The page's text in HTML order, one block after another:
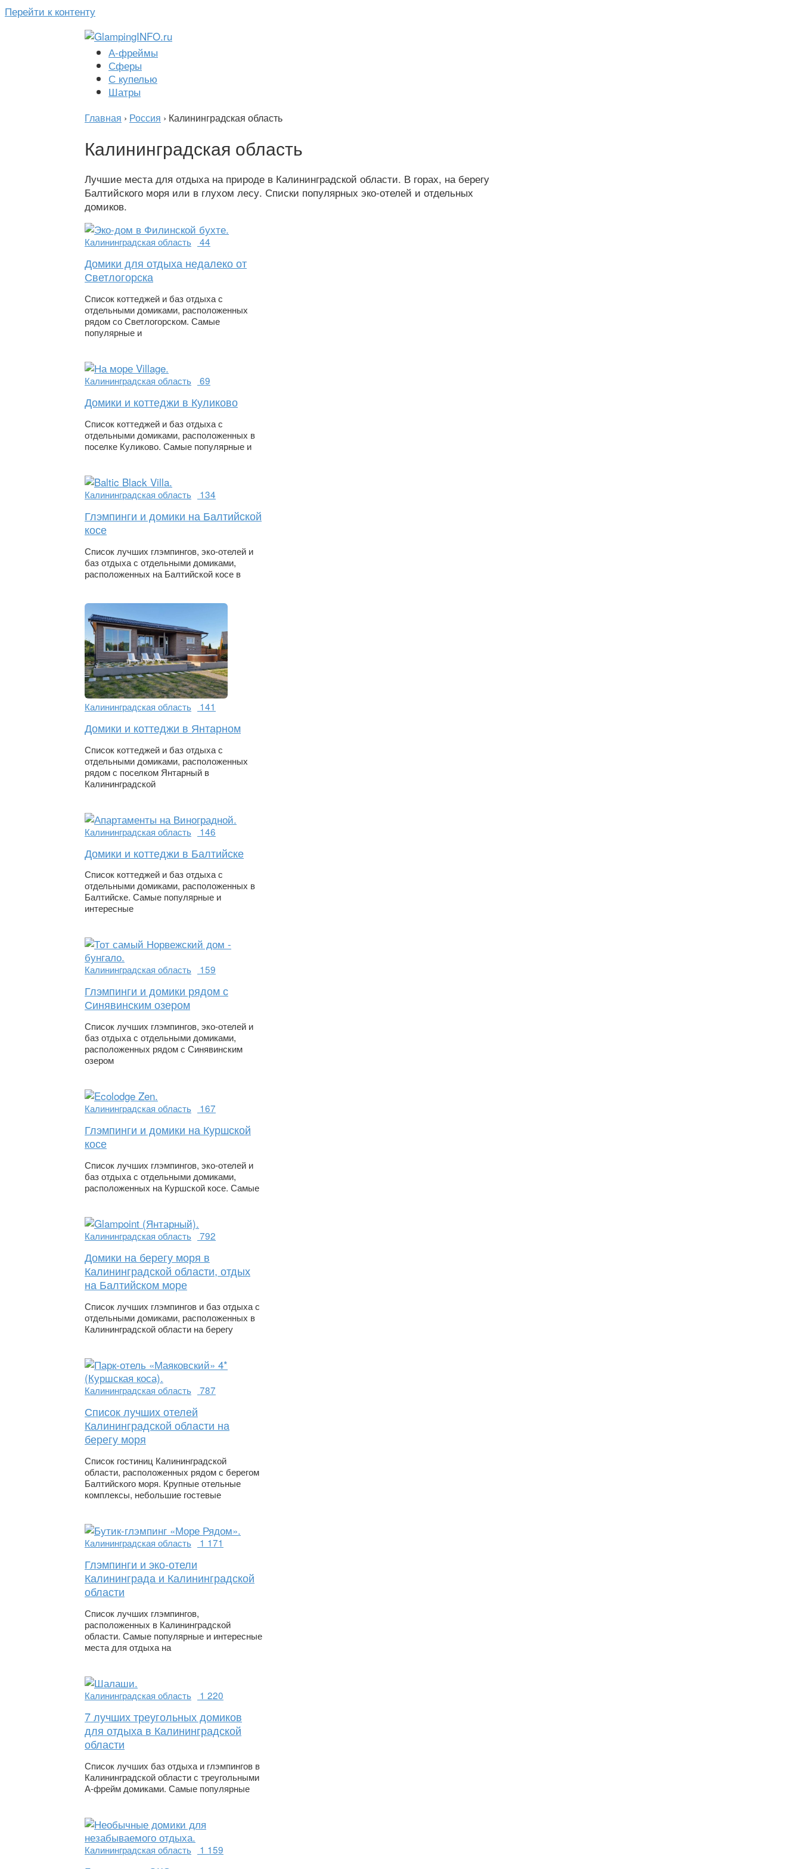
Перейти к контенту
А-фреймы
Сферы
С купелью
Шатры
Главная › Россия › Калининградская область
Калининградская область
Лучшие места для отдыха на природе в Калининградской области. В горах, на берегу
Балтийского моря или в глухом лесу. Списки популярных эко-отелей и отдельных
домиков.
Калининградская область 44
Домики для отдыха недалеко от
Светлогорска
Список коттеджей и баз отдыха с
отдельными домиками, расположенных
рядом со Светлогорском. Самые
популярные и
Калининградская область 69
Домики и коттеджи в Куликово
Список коттеджей и баз отдыха с
отдельными домиками, расположенных в
поселке Куликово. Самые популярные и
Калининградская область 134
Глэмпинги и домики на Балтийской
косе
Список лучших глэмпингов, эко-отелей и
баз отдыха с отдельными домиками,
расположенных на Балтийской косе в
Калининградская область 141
Домики и коттеджи в Янтарном
Список коттеджей и баз отдыха с
отдельными домиками, расположенных
рядом с поселком Янтарный в
Калининградской
Калининградская область 146
Домики и коттеджи в Балтийске
Список коттеджей и баз отдыха с
отдельными домиками, расположенных в
Балтийске. Самые популярные и
интересные
Калининградская область 159
Глэмпинги и домики рядом с
Синявинским озером
Список лучших глэмпингов, эко-отелей и
баз отдыха с отдельными домиками,
расположенных рядом с Синявинским
озером
Калининградская область 167
Глэмпинги и домики на Куршской
косе
Список лучших глэмпингов, эко-отелей и
баз отдыха с отдельными домиками,
расположенных на Куршской косе. Самые
Калининградская область 792
Домики на берегу моря в
Калининградской области, отдых
на Балтийском море
Список лучших глэмпингов и баз отдыха с
отдельными домиками, расположенных в
Калининградской области на берегу
Калининградская область 787
Список лучших отелей
Калининградской области на
берегу моря
Список гостиниц Калининградской
области, расположенных рядом с берегом
Балтийского моря. Крупные отельные
комплексы, небольшие гостевые
Калининградская область 1 171
Глэмпинги и эко-отели
Калининграда и Калининградской
области
Список лучших глэмпингов,
расположенных в Калининградской
области. Самые популярные и интересные
места для отдыха на
Калининградская область 1 220
7 лучших треугольных домиков
для отдыха в Калининградской
области
Список лучших баз отдыха и глэмпингов в
Калининградской области с треугольными
А-фрейм домиками. Самые популярные
Калининградская область 1 159